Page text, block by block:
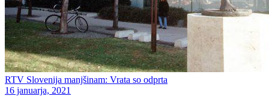
RTV Slovenija manjšinam: Vrata so odprta
16 januarja, 2021